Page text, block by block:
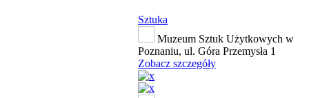
Sztuka
Muzeum Sztuk Użytkowych w
Poznaniu, ul. Góra Przemysła 1
Zobacz szczegóły